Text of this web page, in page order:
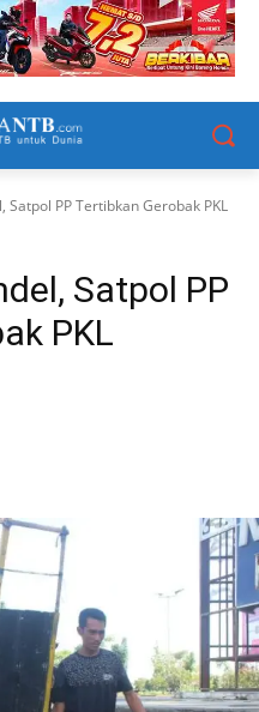
Satpol PP Tertibkan Gerobak PKL
Satpol PP
PKL